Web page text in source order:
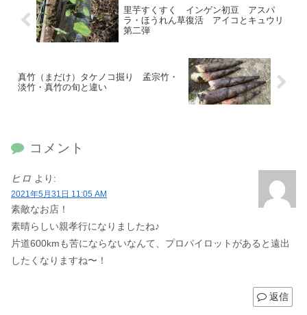
里芋すくすく インゲン初豆 アスパ
ラ・ほうれん草復活 アイコとキュウリ
第二弾
真竹（まだけ）タケノコ掘り 孟宗竹・
淡竹・真竹の旬と違い
コメント
ヒロ より:
2021年5月31日 11:05 AM
素敵なお店！
素晴らしい親孝行になりましたね♪
片道600kmも苦にならないなんて、プロパイロットがあると遠出
したくなりますね〜！
返信